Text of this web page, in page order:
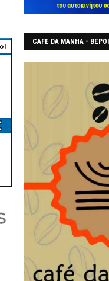
CAFE DA MANHA -